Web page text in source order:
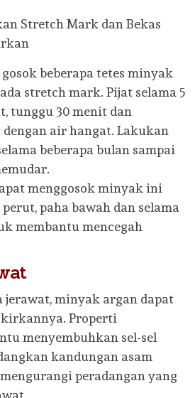
beberapa tetes minyak
stretch mark. Pijat selama 5
tunggu 30 menit dan
air hangat. Lakukan
beberapa bulan sampai
menggosok minyak ini
paha bawah dan selama
membantu mencegah
jerawat, minyak argan dapat
Properti
menyembuhkan sel-sel
kandungan asam
peradangan yang